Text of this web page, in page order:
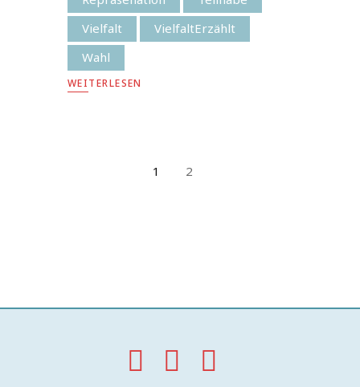
Vielfalt
VielfaltErzählt
Wahl
WEITERLESEN
1 2